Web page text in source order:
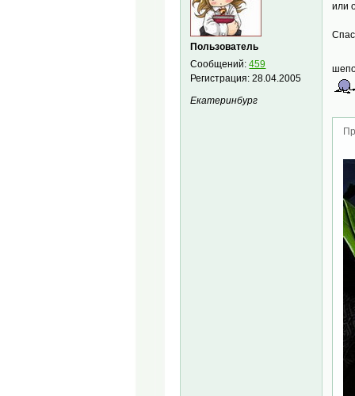
Пользователь
Сообщений:459
Регистрация:28.04.2005
Екатеринбург
или